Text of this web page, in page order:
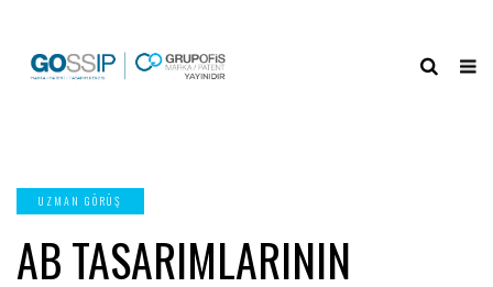
UZMAN GÖRÜŞ
AB TASARIMLARININ